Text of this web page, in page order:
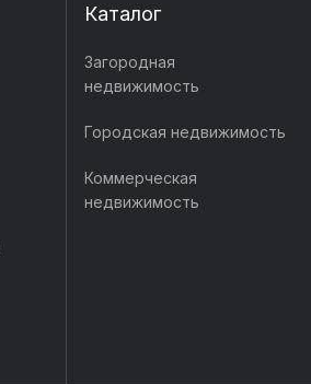
Каталог
Загородная
недвижимость
Городская недвижимость
Коммерческая
недвижимость